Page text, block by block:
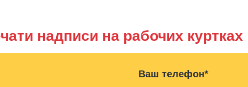
надписи на рабочих куртках
Ваш телефон*